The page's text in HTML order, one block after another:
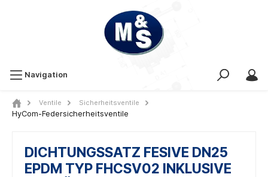
Navigation
Ventile Sicherheitsventile
HyCom-Federsicherheitsventile
DICHTUNGSSATZ FESIVE DN25
EPDM TYP FHCSV02 INKLUSIVE